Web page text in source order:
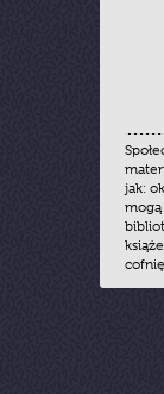
jak:
mogą